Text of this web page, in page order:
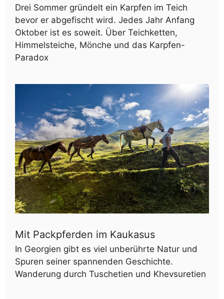
Drei Sommer gründelt ein Karpfen im Teich
bevor er abgefischt wird. Jedes Jahr Anfang
Oktober ist es soweit. Über Teichketten,
Himmelsteiche, Mönche und das Karpfen-
Paradox
Mit Packpferden im Kaukasus
In Georgien gibt es viel unberührte Natur und
Spuren seiner spannenden Geschichte.
Wanderung durch Tuschetien und Khevsuretien